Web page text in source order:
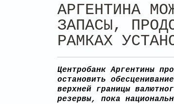
АРГЕНТИНА
ЗАПАСЫ,
РАМКАХ
Центробанк Аргентины
остановить
верхней границы
резервы, пока